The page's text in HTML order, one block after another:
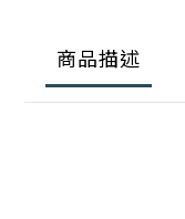
商品描述